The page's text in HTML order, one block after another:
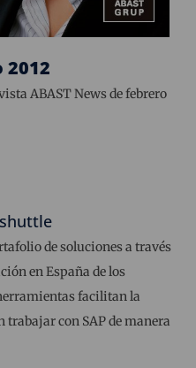
2012
ABAST News de febrero
de soluciones a través
en España de los
facilitan la
con SAP de manera